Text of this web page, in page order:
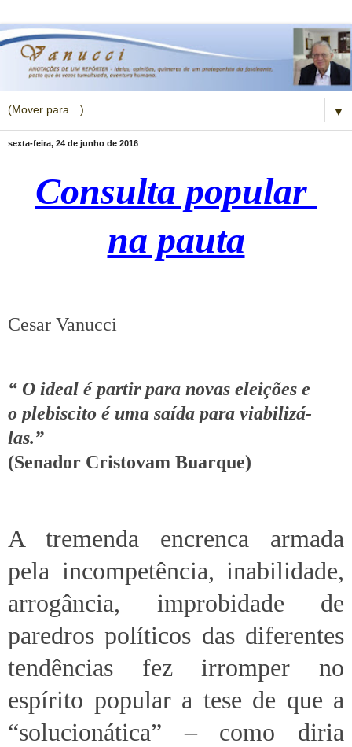
▼
sexta-feira, 24 de junho de 2016
Consulta popular
na pauta
Cesar Vanucci
“ O ideal é partir para novas eleições e
o plebiscito é uma saída para viabilizá-
las.”
(Senador Cristovam Buarque)
A tremenda encrenca armada
pela incompetência, inabilidade,
arrogância, improbidade de
paredros políticos das diferentes
tendências fez irromper no
espírito popular a tese de que a
“solucionática” – como diria